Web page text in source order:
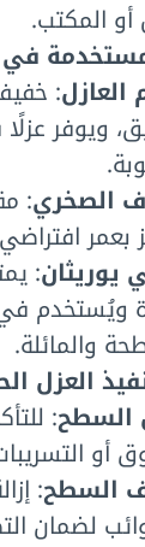
أو المكتب.
في
العازل:
ويوفر
الصخري:
بعمر
يوريثان:
ويُستخدم
والمائلة.
العزل
:
أو
السطح:
لضمان